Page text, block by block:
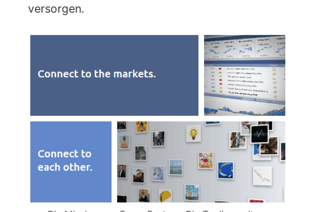
versorgen.